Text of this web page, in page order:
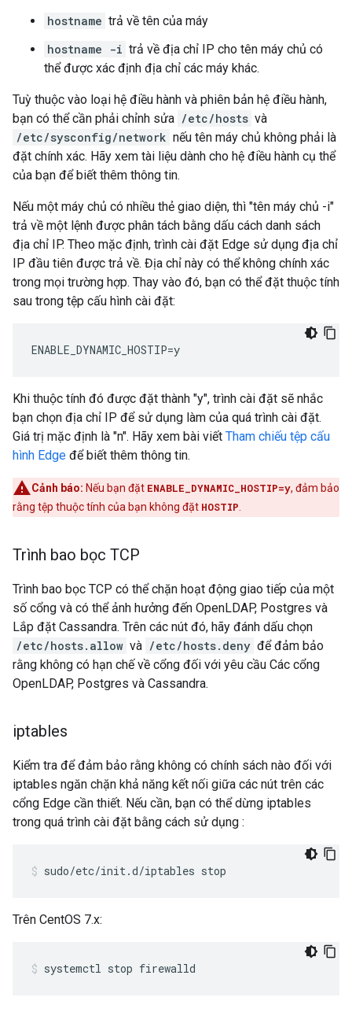
hostname trả về tên của máy
hostname -i trả về địa chỉ IP cho tên máy chủ có
thể được xác định địa chỉ các máy khác.
Tuỳ thuộc vào loại hệ điều hành và phiên bản hệ điều hành,
bạn có thể cần phải chỉnh sửa /etc/hosts và
/etc/sysconfig/network nếu tên máy chủ không phải là
đặt chính xác. Hãy xem tài liệu dành cho hệ điều hành cụ thể
của bạn để biết thêm thông tin.
Nếu một máy chủ có nhiều thẻ giao diện, thì "tên máy chủ -i"
trả về một lệnh được phân tách bằng dấu cách danh sách
địa chỉ IP. Theo mặc định, trình cài đặt Edge sử dụng địa chỉ
IP đầu tiên được trả về. Địa chỉ này có thể không chính xác
trong mọi trường hợp. Thay vào đó, bạn có thể đặt thuộc tính
sau trong tệp cấu hình cài đặt:
ENABLE_DYNAMIC_HOSTIP=y
Khi thuộc tính đó được đặt thành "y", trình cài đặt sẽ nhắc
bạn chọn địa chỉ IP để sử dụng làm của quá trình cài đặt.
Giá trị mặc định là "n". Hãy xem bài viết Tham chiếu tệp cấu
hình Edge để biết thêm thông tin.
Cảnh báo: Nếu bạn đặt ENABLE_DYNAMIC_HOSTIP=y, đảm bảo
rằng tệp thuộc tính của bạn không đặt HOSTIP
Trình bao bọc TCP
Trình bao bọc TCP có thể chặn hoạt động giao tiếp của một
số cổng và có thể ảnh hưởng đến OpenLDAP, Postgres và
Lắp đặt Cassandra. Trên các nút đó, hãy đánh dấu chọn
/etc/hosts.allow và /etc/hosts.deny để đảm bảo
rằng không có hạn chế về cổng đối với yêu cầu Các cổng
OpenLDAP, Postgres và Cassandra.
iptables
Kiểm tra để đảm bảo rằng không có chính sách nào đối với
iptables ngăn chặn khả năng kết nối giữa các nút trên các
cổng Edge cần thiết. Nếu cần, bạn có thể dừng iptables
trong quá trình cài đặt bằng cách sử dụng :
sudo/etc/init.d/iptables stop
Trên CentOS 7.x:
systemctl stop firewalld